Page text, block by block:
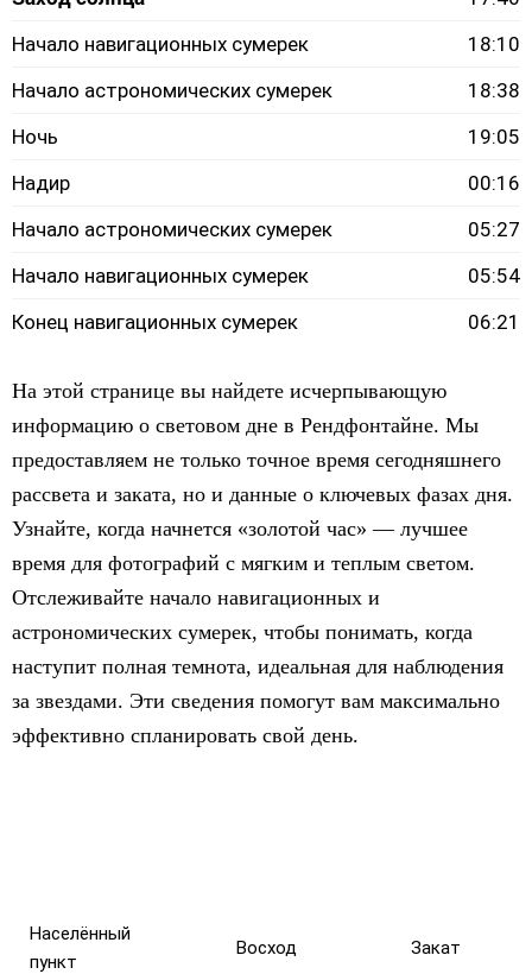
Начало навигационных сумерек
18:10
Начало астрономических сумерек
18:38
Ночь
19:05
Надир
00:16
Начало астрономических сумерек
05:27
Начало навигационных сумерек
05:54
Конец навигационных сумерек
06:21
На этой странице вы найдете исчерпывающую
информацию о световом дне в Рендфонтайне. Мы
предоставляем не только точное время сегодняшнего
рассвета и заката, но и данные о ключевых фазах дня.
Узнайте, когда начнется «золотой час» — лучшее
время для фотографий с мягким и теплым светом.
Отслеживайте начало навигационных и
астрономических сумерек, чтобы понимать, когда
наступит полная темнота, идеальная для наблюдения
за звездами. Эти сведения помогут вам максимально
эффективно спланировать свой день.
Населённый
пункт
Восход Закат